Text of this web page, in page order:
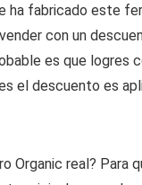
ha fabricado este
con un
es que logres
el descuento es
Organic real? Para